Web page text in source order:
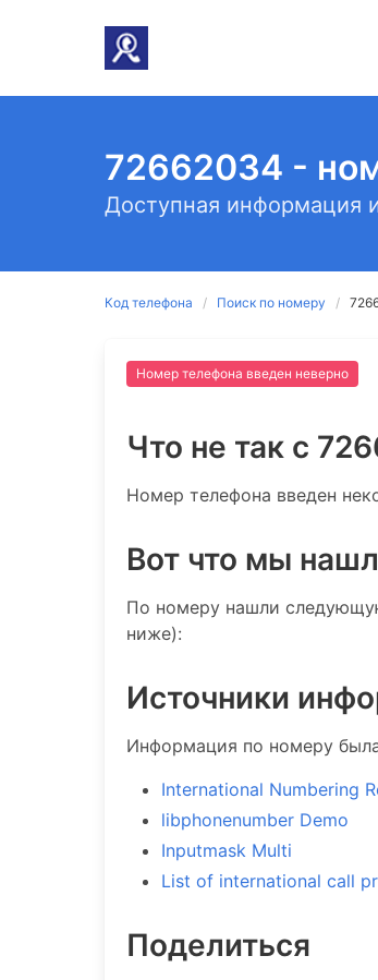
72662034 -
Доступная информация
Код телефона Поиск по номеру
Номер телефона введен неверно
Что не так c
Номер телефона введен
Вот что мы
По номеру нашли
ниже):
Источники
Информация по номеру
International Numbering
libphonenumber Demo
Inputmask Multi
List of international call
Поделиться